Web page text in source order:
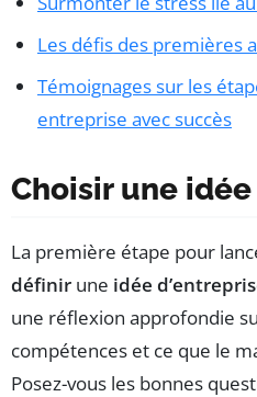
Les défis des premières
Témoignages sur les
entreprise avec succès
Choisir une
La première étape pour
définir une idée
une réflexion approfondie
compétences et ce que le
Posez-vous les bonnes